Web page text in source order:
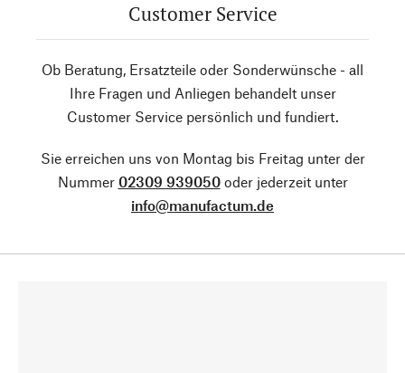
Customer Service
Ob Beratung, Ersatzteile oder Sonderwünsche - all
Ihre Fragen und Anliegen behandelt unser
Customer Service persönlich und fundiert.
Sie erreichen uns von Montag bis Freitag unter der
Nummer 02309 939050oder jederzeit unter
info@manufactum.de